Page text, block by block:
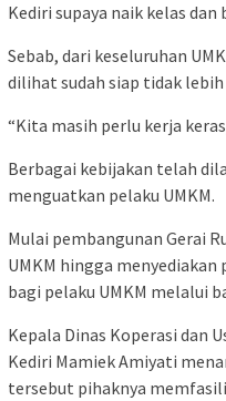
Kediri supaya naik kelas dan
Sebab, dari keseluruhan
dilihat sudah siap tidak lebih
“Kita masih perlu kerja
Berbagai kebijakan telah
menguatkan pelaku UMKM.
Mulai pembangunan Gerai
UMKM hingga
bagi pelaku UMKM melalui
Kepala Dinas Koperasi dan
Kediri Mamiek Amiyati
tersebut pihaknya